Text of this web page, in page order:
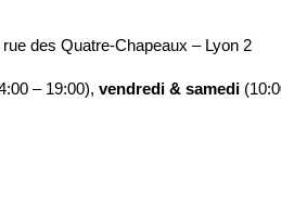
des Quatre-Chapeaux – Lyon 2
– 19:00), vendredi & samedi